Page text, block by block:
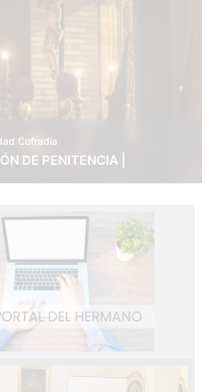
Cofradía
DE PENITENCIA |